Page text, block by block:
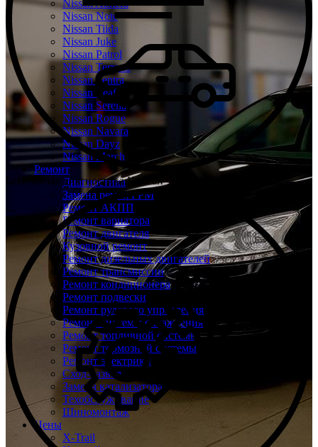
Nissan Almera
Nissan Note
Nissan Tiida
Nissan Juke
Nissan Patrol
Nissan Terrano
Nissan Sentra
Nissan Leaf
Nissan Serena
Nissan Rogue
Nissan Navara
Nissan Dayz
Nissan March
Ремонт
Диагностика
Замена ремня ГРМ
Ремонт АКПП
Ремонт вариатора
Ремонт двигателя
Кузовной ремонт
Ремонт дизельных двигателей
Ремонт трансмиссии
Ремонт кондиционера
Ремонт подвески
Ремонт рулевого управления
Ремонт системы охлаждения
Ремонт топливной системы
Ремонт тормозной системы
Ремонт электрики
Сход-развал
Замена катализатора
Техобслуживание
Шиномонтаж
Цены
X-Trail
Бесплатная диагностика Ниссан